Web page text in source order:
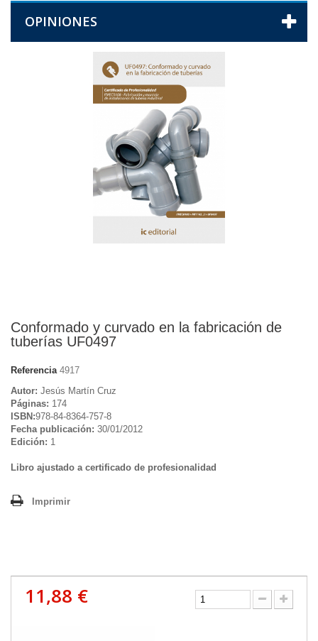
OPINIONES
Conformado y curvado en la fabricación de
tuberías UF0497
Referencia 4917
Autor: Jesús Martín Cruz
Páginas: 174
ISBN:978-84-8364-757-8
Fecha publicación: 30/01/2012
Edición: 1
Libro ajustado a certificado de profesionalidad
Imprimir
11,88 €